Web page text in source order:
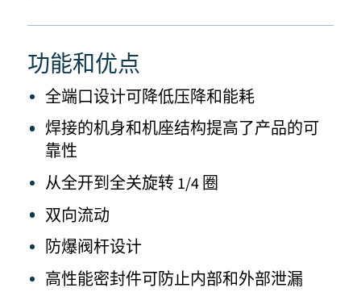
功能和优点
全端口设计可降低压降和能耗
焊接的机身和机座结构提高了产品的可
靠性
从全开到全关旋转 1/4 圈
双向流动
防爆阀杆设计
高性能密封件可防止内部和外部泄漏